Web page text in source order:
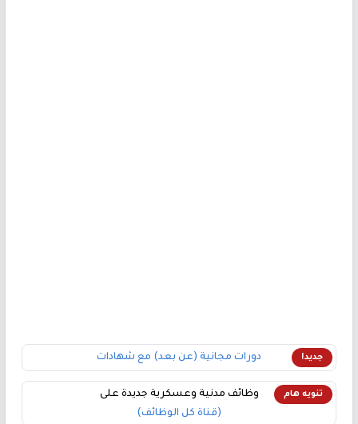
جديد! دورات مجانية (عن بعد) مع شهادات
تنويه هام
وظائف مدنية وعسكرية جديدة على
(قناة كل الوظائف)